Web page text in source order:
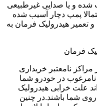
و یا صدایی غیرطبیعی
پمپ دچار آسیب شده
هیدرولیک فرمان به
فرمان
نامعتبر خریداری
نامرغوب در خودرو شما
علت خرابی هیدرولیک
شما باشند.در چنین